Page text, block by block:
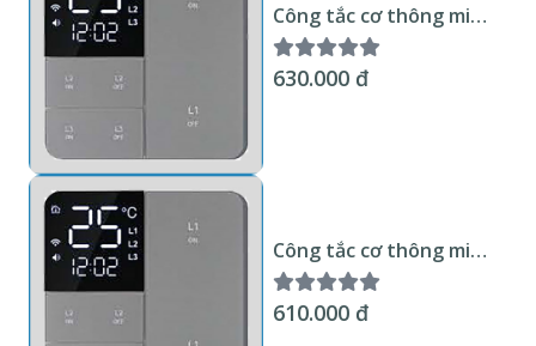
Công tắc cơ thông minh
Wifi KNX Smart Home 3
kênh, hiển thị nhiệt độ
chuẩn EU
630.000 đ
Công tắc cơ thông minh
Wifi KNX Smart Home 2
kênh, hiển thị nhiệt độ
chuẩn EU
610.000 đ